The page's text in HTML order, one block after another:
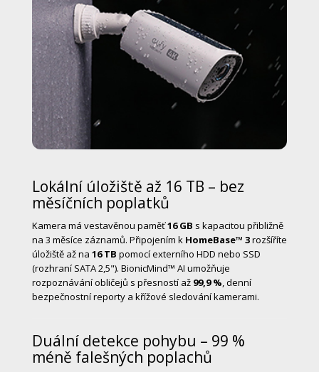
Lokální úložiště až 16 TB – bez
měsíčních poplatků
Kamera má vestavěnou paměť16 GB s kapacitou přibližně
na 3 měsíce záznamů. Připojením k HomeBase™ 3rozšíříte
úložiště až na 16 TB pomocí externího HDD nebo SSD
(rozhraní SATA 2,5"). BionicMind™ AI umožňuje
rozpoznávání obličejů s přesností až 99,9 % , denní
bezpečnostní reporty a křížové sledování kamerami.
Duální detekce pohybu – 99 %
méně falešných poplachů